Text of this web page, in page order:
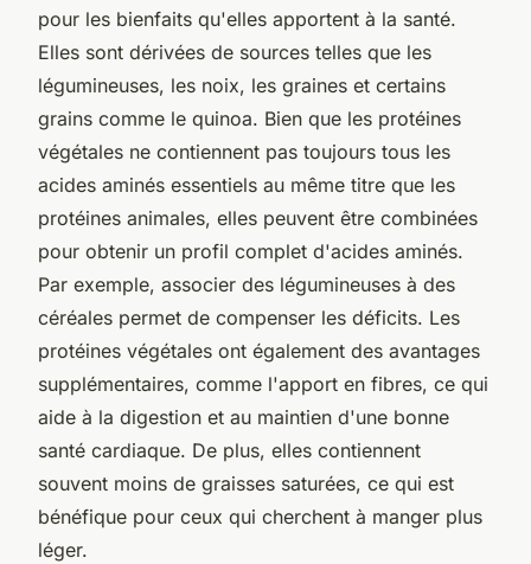
pour les bienfaits qu'elles apportent à la santé.
Elles sont dérivées de sources telles que les
légumineuses, les noix, les graines et certains
grains comme le quinoa. Bien que les protéines
végétales ne contiennent pas toujours tous les
acides aminés essentiels au même titre que les
protéines animales, elles peuvent être combinées
pour obtenir un profil complet d'acides aminés.
Par exemple, associer des légumineuses à des
céréales permet de compenser les déficits. Les
protéines végétales ont également des avantages
supplémentaires, comme l'apport en fibres, ce qui
aide à la digestion et au maintien d'une bonne
santé cardiaque. De plus, elles contiennent
souvent moins de graisses saturées, ce qui est
bénéfique pour ceux qui cherchent à manger plus
léger.